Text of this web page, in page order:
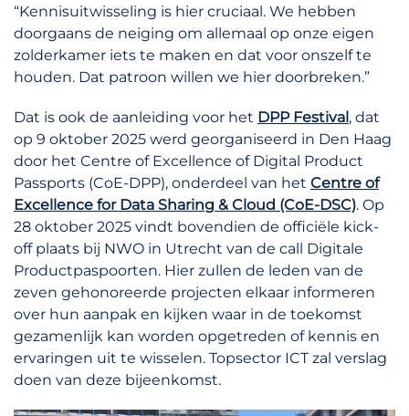
“Kennisuitwisseling is hier cruciaal. We hebben
doorgaans de neiging om allemaal op onze eigen
zolderkamer iets te maken en dat voor onszelf te
houden. Dat patroon willen we hier doorbreken.”
Dat is ook de aanleiding voor het DPP Festival , dat
op 9 oktober 2025 werd georganiseerd in Den Haag
door het Centre of Excellence of Digital Product
Passports (CoE-DPP), onderdeel van het Centre of
Excellence for Data Sharing & Cloud (CoE-DSC). Op
28 oktober 2025 vindt bovendien de officiële kick-
off plaats bij NWO in Utrecht van de call Digitale
Productpaspoorten. Hier zullen de leden van de
zeven gehonoreerde projecten elkaar informeren
over hun aanpak en kijken waar in de toekomst
gezamenlijk kan worden opgetreden of kennis en
ervaringen uit te wisselen. Topsector ICT zal verslag
doen van deze bijeenkomst.